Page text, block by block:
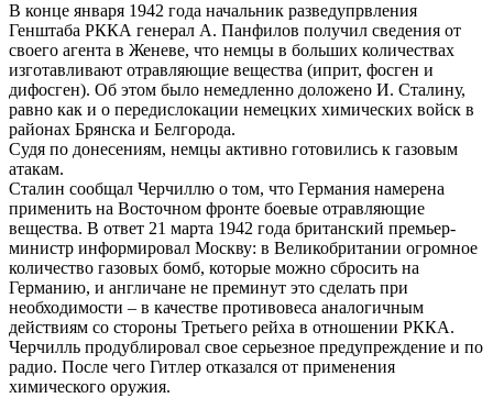
В конце января 1942 года начальник разведупрвления
Генштаба РККА генерал А. Панфилов получил сведения от
своего агента в Женеве, что немцы в больших количествах
изготавливают отравляющие вещества (иприт, фосген и
дифосген). Об этом было немедленно доложено И. Сталину,
равно как и о передислокации немецких химических войск в
районах Брянска и Белгорода.
Судя по донесениям, немцы активно готовились к газовым
атакам.
Сталин сообщал Черчиллю о том, что Германия намерена
применить на Восточном фронте боевые отравляющие
вещества. В ответ 21 марта 1942 года британский премьер-
министр информировал Москву: в Великобритании огромное
количество газовых бомб, которые можно сбросить на
Германию, и англичане не преминут это сделать при
необходимости – в качестве противовеса аналогичным
действиям со стороны Третьего рейха в отношении РККА.
Черчилль продублировал свое серьезное предупреждение и по
радио. После чего Гитлер отказался от применения
химического оружия.